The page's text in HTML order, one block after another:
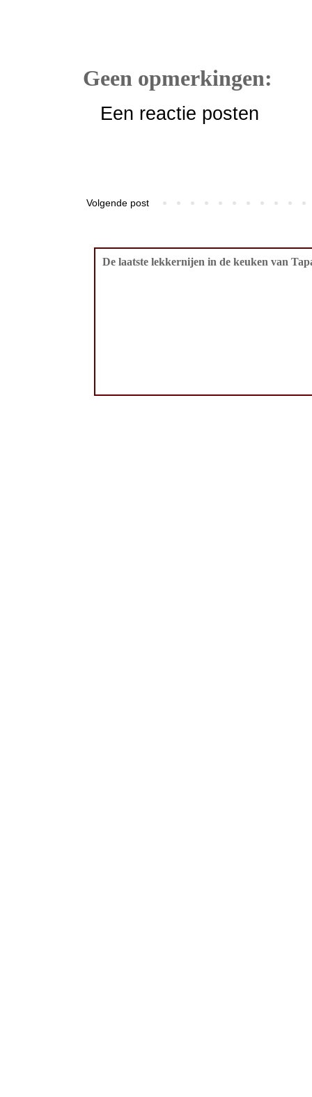
Geen opmerkingen:
Een reactie posten
Volgende post
De laatste lekkernijen in de keuken van